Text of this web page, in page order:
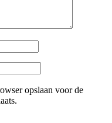
opslaan voor de